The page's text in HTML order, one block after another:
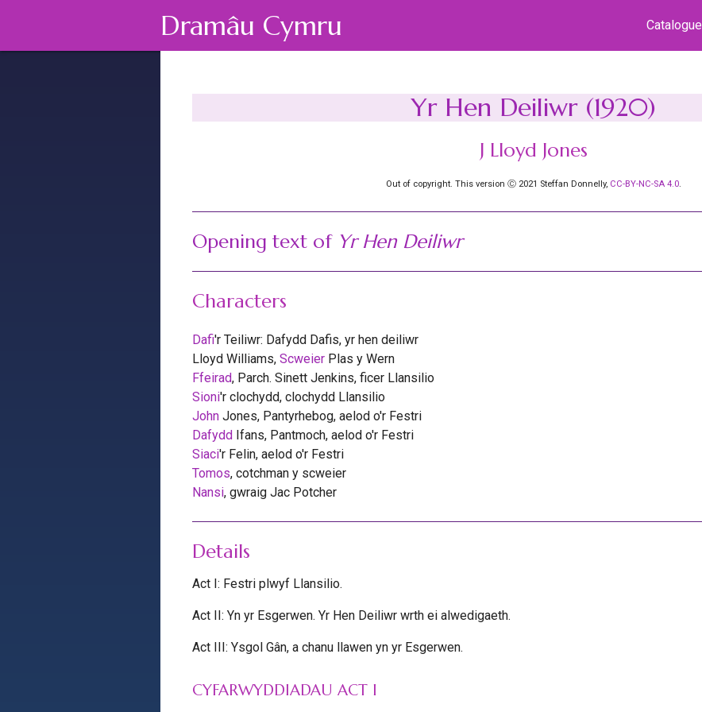
Dramâu Cymru Catalogue
Yr Hen Deiliwr (1920)
J Lloyd Jones
Out of copyright. This version Ⓒ 2021 Steffan Donnelly, CC-BY-NC-SA 4.0.
Opening text of Yr Hen Deiliwr
Characters
Dafi'r Teiliwr: Dafydd Dafis, yr hen deiliwr
Lloyd Williams, ScweierPlas y Wern
Ffeirad, Parch. Sinett Jenkins, ficer Llansilio
Sioni'r clochydd, clochydd Llansilio
JohnJones, Pantyrhebog, aelod o'r Festri
DafyddIfans, Pantmoch, aelod o'r Festri
Siaci'r Felin, aelod o'r Festri
Tomos, cotchman y scweier
Nansi, gwraig Jac Potcher
Details
Act I: Festri plwyf Llansilio.
Act II: Yn yr Esgerwen. Yr Hen Deiliwr wrth ei alwedigaeth.
Act III: Ysgol Gân, a chanu llawen yn yr Esgerwen.
CYFARWYDDIADAU ACT I